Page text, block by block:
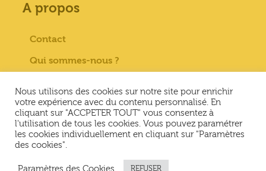
A propos
Contact
Qui sommes-nous ?
Mentions Légales
Conditions générales de vente
Conditions Générales d’Utilisation &
Politique de confidentialité
Nous utilisons des cookies sur notre site pour enrichir
votre expérience avec du contenu personnalisé. En
cliquant sur "ACCPETER TOUT" vous consentez à
l'utilisation de tous les cookies. Vous pouvez paramétrer
les cookies individuellement en cliquant sur "Paramètres
des cookies".
Paramètres des Cookies REFUSER